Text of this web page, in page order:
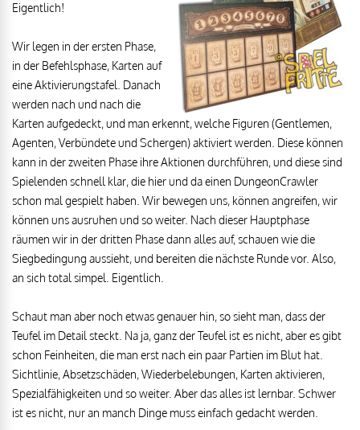
Eigentlich!
Wir legen in der ersten Phase,
in der Befehlsphase, Karten auf
eine Aktivierungstafel. Danach
werden nach und nach die
Karten aufgedeckt, und man erkennt, welche Figuren (Gentlemen,
Agenten, Verbündete und Schergen) aktiviert werden. Diese können
kann in der zweiten Phase ihre Aktionen durchführen, und diese sind
Spielenden schnell klar, die hier und da einen DungeonCrawler
schon mal gespielt haben. Wir bewegen uns, können angreifen, wir
können uns ausruhen und so weiter. Nach dieser Hauptphase
räumen wir in der dritten Phase dann alles auf, schauen wie die
Siegbedingung aussieht, und bereiten die nächste Runde vor. Also,
an sich total simpel. Eigentlich.
Schaut man aber noch etwas genauer hin, so sieht man, dass der
Teufel im Detail steckt. Na ja, ganz der Teufel ist es nicht, aber es gibt
schon Feinheiten, die man erst nach ein paar Partien im Blut hat.
Sichtlinie, Absetzschäden, Wiederbelebungen, Karten aktivieren,
Spezialfähigkeiten und so weiter. Aber das alles ist lernbar. Schwer
ist es nicht, nur an manch Dinge muss einfach gedacht werden.